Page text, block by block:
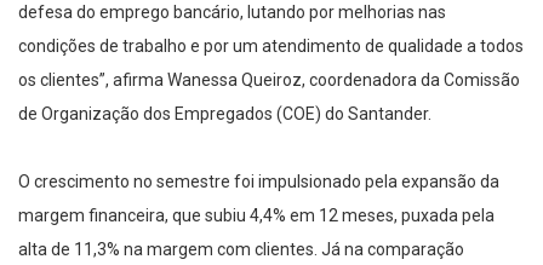
defesa do emprego bancário, lutando por melhorias nas
condições de trabalho e por um atendimento de qualidade a todos
os clientes”, afirma Wanessa Queiroz, coordenadora da Comissão
de Organização dos Empregados (COE) do Santander.
O crescimento no semestre foi impulsionado pela expansão da
margem financeira, que subiu 4,4% em 12 meses, puxada pela
alta de 11,3% na margem com clientes. Já na comparação